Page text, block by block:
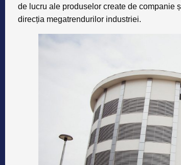
de lucru ale produselor create de companie
direcția megatrendurilor industriei.